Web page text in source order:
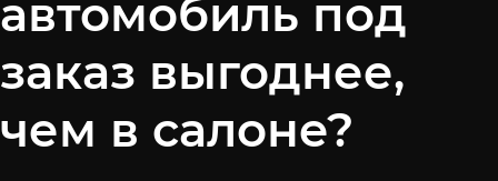
автомобиль под
заказ выгоднее,
чем в салоне?